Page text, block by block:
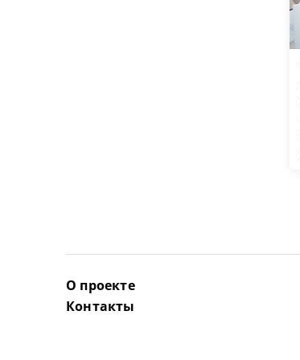
О проекте
Контакты